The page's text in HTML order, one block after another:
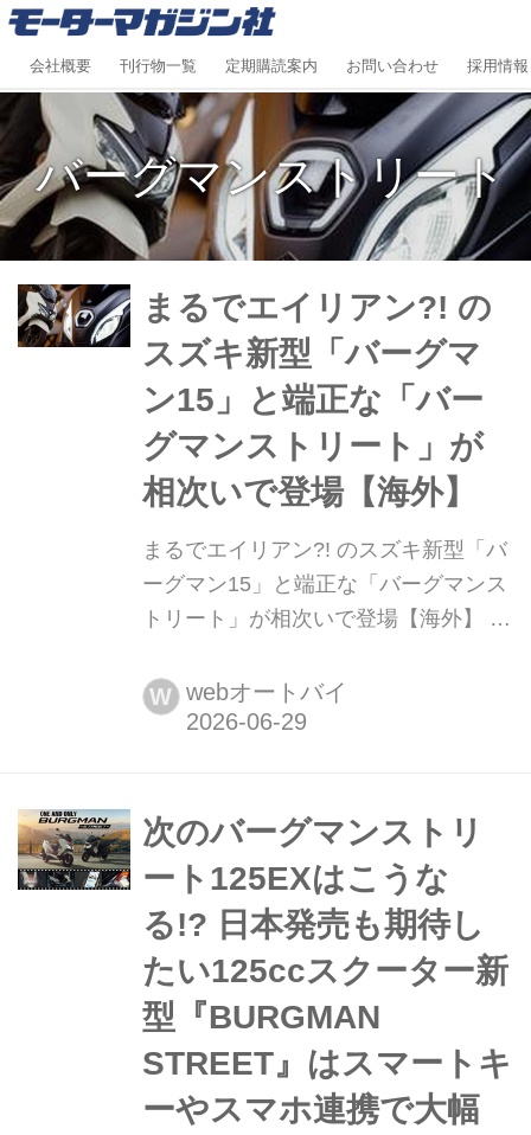
会社概要 刊行物一覧 定期購読案内 お問い合わせ 採用情報
バーグマンストリート
まるでエイリアン?! の
スズキ新型「バーグマ
ン15」と端正な「バー
グマンストリート」が
相次いで登場【海外】
まるでエイリアン?! のスズキ新型「バ
ーグマン15」と端正な「バーグマンス
トリート」が相次いで登場【海外】 ス
ランニューモデル「バーグマン15」
を、そしてインドで新型「バーグマン
現行125EXからのモデルチェンジを示
唆するものと思われる。日本への導入
はあるのか?!
W webオートバイ
次のバーグマンストリ
ート125EXはこうな
る!?︎ 日本発売も期待し
たい125ccスクーター新
型『BURGMAN
STREET』はスマートキ
ーやスマホ連携で大幅